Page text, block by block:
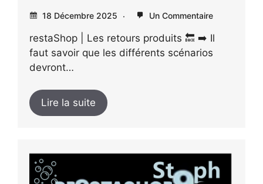
18 Décembre 2025 Un Commentaire
restaShop | Les retours produits 🔙 ➡️ Il
faut savoir que les différents scénarios
devront…
Lire la suite